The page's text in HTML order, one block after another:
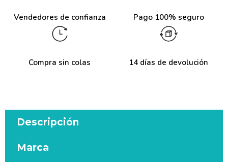
Vendedores de confianza Pago 100% seguro
Compra sin colas 14 días de devolución
Descripción
Marca